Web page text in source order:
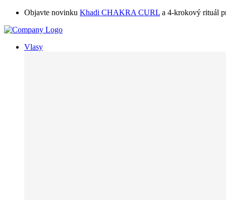
Objavte novinku Khadi CHAKRA CURL a 4-krokový rituál
Vlasy